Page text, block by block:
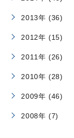
2013年 (36)
2012年 (15)
2011年 (26)
2010年 (28)
2009年 (46)
2008年 (7)